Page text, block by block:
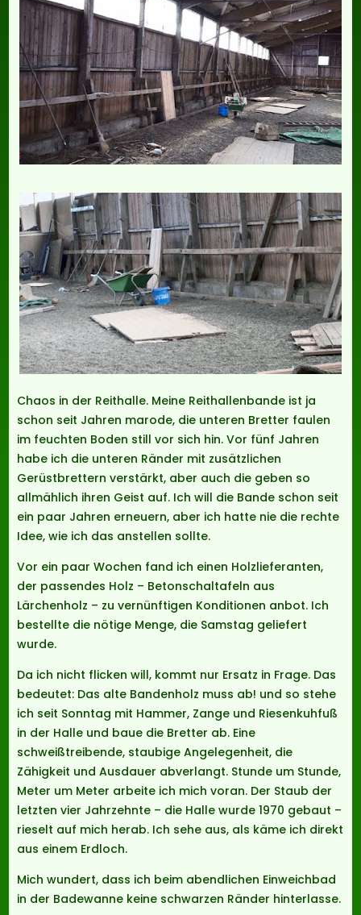
Chaos in der Reithalle. Meine Reithallenbande ist ja
schon seit Jahren marode, die unteren Bretter faulen
im feuchten Boden still vor sich hin. Vor fünf Jahren
habe ich die unteren Ränder mit zusätzlichen
Gerüstbrettern verstärkt, aber auch die geben so
allmählich ihren Geist auf. Ich will die Bande schon seit
ein paar Jahren erneuern, aber ich hatte nie die rechte
Idee, wie ich das anstellen sollte.
Vor ein paar Wochen fand ich einen Holzlieferanten,
der passendes Holz – Betonschaltafeln aus
Lärchenholz – zu vernünftigen Konditionen anbot. Ich
bestellte die nötige Menge, die Samstag geliefert
wurde.
Da ich nicht flicken will, kommt nur Ersatz in Frage. Das
bedeutet: Das alte Bandenholz muss ab! und so stehe
ich seit Sonntag mit Hammer, Zange und Riesenkuhfuß
in der Halle und baue die Bretter ab. Eine
schweißtreibende, staubige Angelegenheit, die
Zähigkeit und Ausdauer abverlangt. Stunde um Stunde,
Meter um Meter arbeite ich mich voran. Der Staub der
letzten vier Jahrzehnte – die Halle wurde 1970 gebaut –
rieselt auf mich herab. Ich sehe aus, als käme ich direkt
aus einem Erdloch.
Mich wundert, dass ich beim abendlichen Einweichbad
in der Badewanne keine schwarzen Ränder hinterlasse.